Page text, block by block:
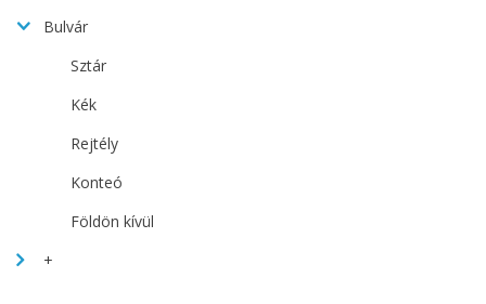
Bulvár
Sztár
Kék
Rejtély
Konteó
Földön kívül
+